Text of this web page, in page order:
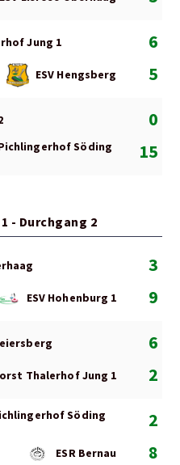
Jung 1
6
5
ESV Hengsberg
0
15
Söding
- Durchgang 2
3
9
ESV Hohenburg 1
6
2
Thalerhof Jung 1
Söding
2
8
ESR Bernau